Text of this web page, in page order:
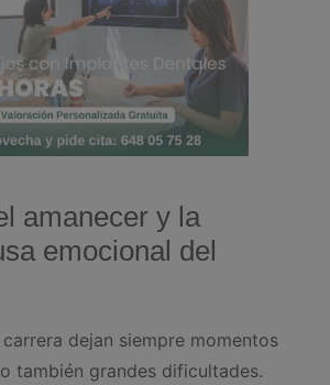
amanecer y la
emocional del
dejan siempre momentos
también grandes dificultades.